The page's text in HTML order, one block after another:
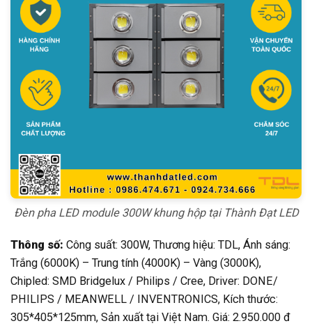
Đèn pha LED module 300W khung hộp tại Thành Đạt LED
Thông số: Công suất: 300W, Thương hiệu: TDL, Ánh sáng:
Trắng (6000K) – Trung tính (4000K) – Vàng (3000K),
Chipled: SMD Bridgelux / Philips / Cree, Driver: DONE/
PHILIPS / MEANWELL / INVENTRONICS, Kích thước:
305*405*125mm, Sản xuất tại Việt Nam. Giá: 2.950.000 đ